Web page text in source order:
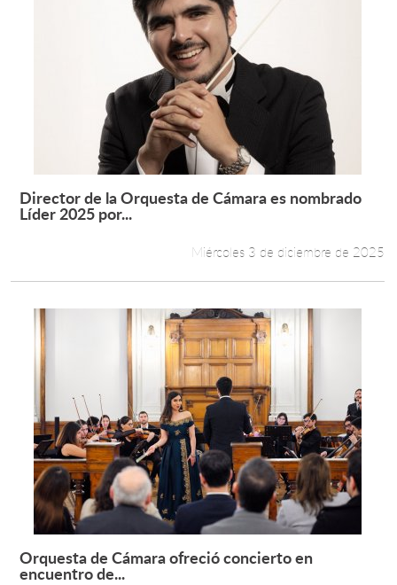
Leer más +
Director de la Orquesta de Cámara es nombrado
Líder 2025 por...
Miércoles 3 de diciembre de 2025
Leer más +
Orquesta de Cámara ofreció concierto en
encuentro de...